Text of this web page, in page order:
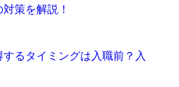
策を解説！
るタイミングは入職前？入